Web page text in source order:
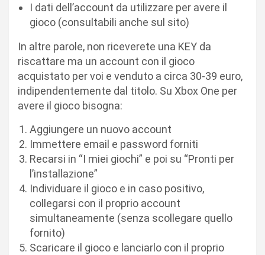
I dati dell’account da utilizzare per avere il
gioco (consultabili anche sul sito)
In altre parole, non riceverete una KEY da
riscattare ma un account con il gioco
acquistato per voi e venduto a circa 30-39 euro,
indipendentemente dal titolo. Su Xbox One per
avere il gioco bisogna:
Aggiungere un nuovo account
Immettere email e password forniti
Recarsi in “I miei giochi” e poi su “Pronti per
l’installazione”
Individuare il gioco e in caso positivo,
collegarsi con il proprio account
simultaneamente (senza scollegare quello
fornito)
Scaricare il gioco e lanciarlo con il proprio